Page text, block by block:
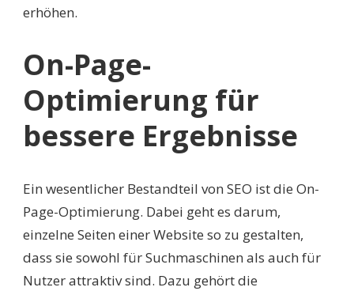
erhöhen.
On-Page-
Optimierung für
bessere Ergebnisse
Ein wesentlicher Bestandteil von SEO ist die On-
Page-Optimierung. Dabei geht es darum,
einzelne Seiten einer Website so zu gestalten,
dass sie sowohl für Suchmaschinen als auch für
Nutzer attraktiv sind. Dazu gehört die